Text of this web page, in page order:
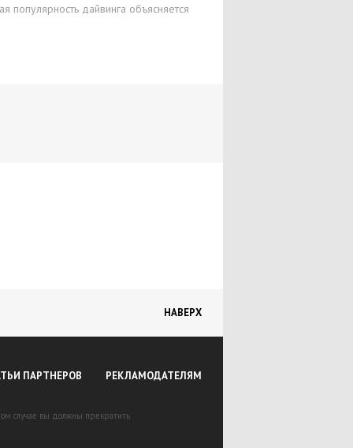
популярность дайвинга объясняется
НАВЕРХ
ПАРТНЕРОВ РЕКЛАМОДАТЕЛЯМ
случае вы должны прекратить